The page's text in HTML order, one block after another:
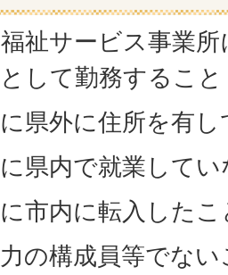
福祉サービス事業
して勤務すること
に県外に住所を有
に県内で就業して
市内に転入したこ
の構成員等でな